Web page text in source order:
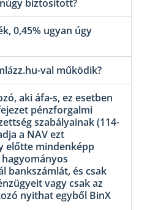
biztosított?
0,45% ugyan úgy
val működik?
aki áfa-s, ez esetben
pénzforgalmi
szabályainak (114-
a NAV ezt
előtte mindenképp
bankszámlát, és csak
vagy csak az
nyithat egyből BinX